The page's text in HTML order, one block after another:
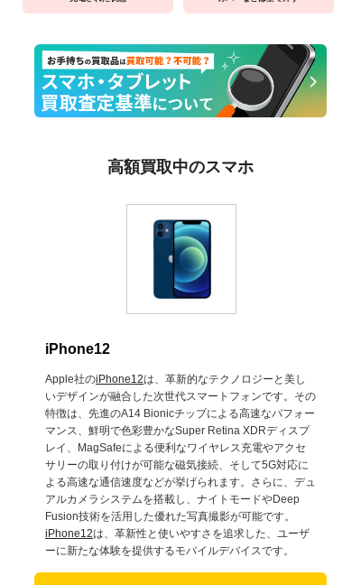
高額買取中のスマホ
iPhone12
Apple社のiPhone12は、革新的なテクノロジーと美し
いデザインが融合した次世代スマートフォンです。その
特徴は、先進のA14 Bionicチップによる高速なパフォー
マンス、鮮明で色彩豊かなSuper Retina XDRディスプ
レイ、MagSafeによる便利なワイヤレス充電やアクセ
サリーの取り付けが可能な磁気接続、そして5G対応に
よる高速な通信速度などが挙げられます。さらに、デュ
アルカメラシステムを搭載し、ナイトモードやDeep
Fusion技術を活用した優れた写真撮影が可能です。
iPhone12は、革新性と使いやすさを追求した、ユーザ
ーに新たな体験を提供するモバイルデバイスです。